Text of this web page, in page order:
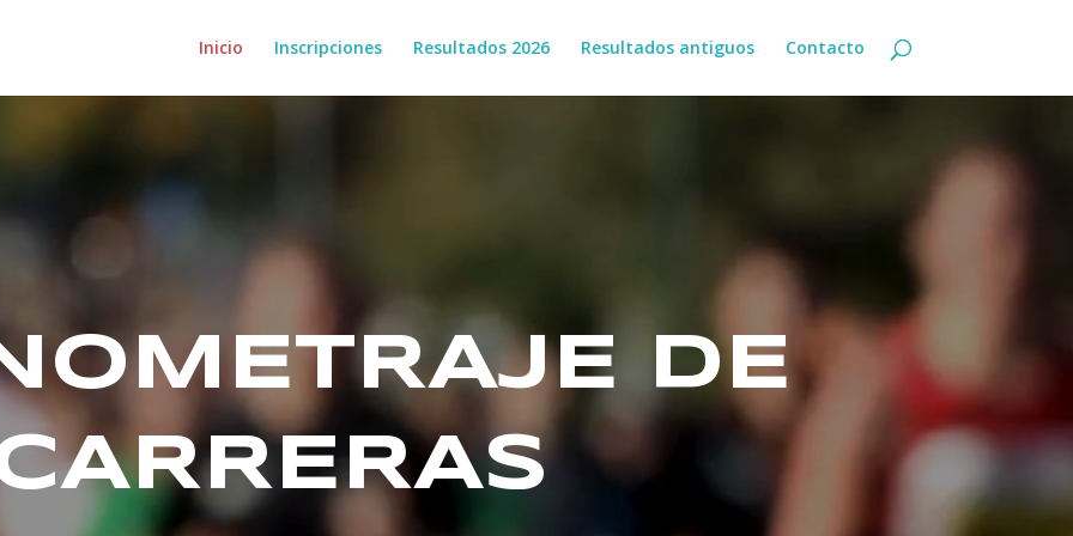
Inicio Inscripciones Resultados 2026 Resultados antiguos Contacto
DE